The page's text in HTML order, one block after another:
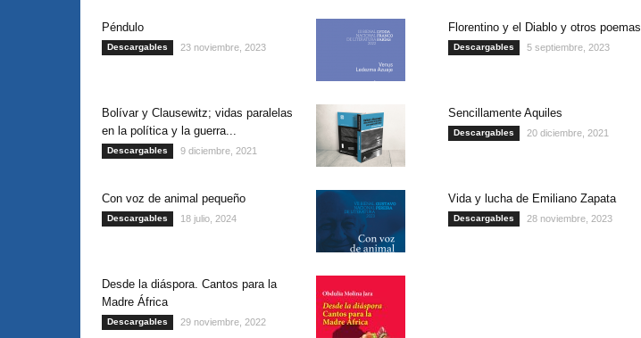
Péndulo
Descargables 23 noviembre, 2023
Florentino y el Diablo y otros poemas
Descargables 5 septiembre, 2023
Bolívar y Clausewitz; vidas paralelas
en la política y la guerra...
Descargables 9 diciembre, 2021
Sencillamente Aquiles
Descargables 20 diciembre, 2021
Con voz de animal pequeño
Descargables 18 julio, 2024
Vida y lucha de Emiliano Zapata
Descargables 28 noviembre, 2023
Desde la diáspora. Cantos para la
Madre África
Descargables 29 noviembre, 2022